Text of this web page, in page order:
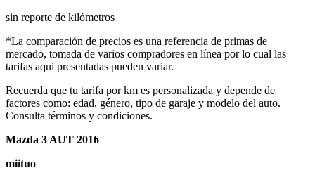
sin reporte de kilómetros
*La comparación de precios es una referencia de primas de
mercado, tomada de varios compradores en línea por lo cual las
tarifas aqui presentadas pueden variar.
Recuerda que tu tarifa por km es personalizada y depende de
factores como: edad, género, tipo de garaje y modelo del auto.
Consulta términos y condiciones.
Mazda 3 AUT 2016
miituo